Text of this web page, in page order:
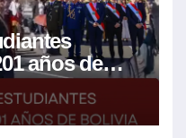
años de
de un